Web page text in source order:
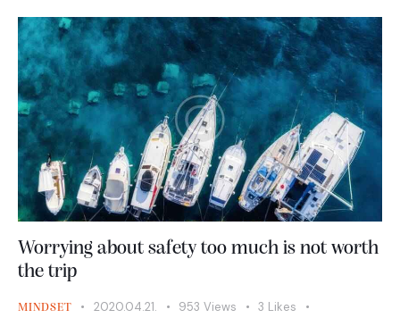
Worrying about safety too much is not worth
the trip
MINDSET 2020.04.21. 953 Views 3 Likes